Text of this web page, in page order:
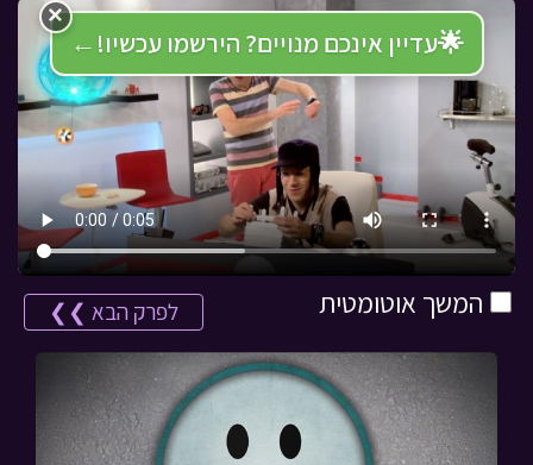
🌟עדיין אינכם מנויים? הירשמו עכשיו! ←
×
המשך אוטומטית לפרק הבא ❯❯